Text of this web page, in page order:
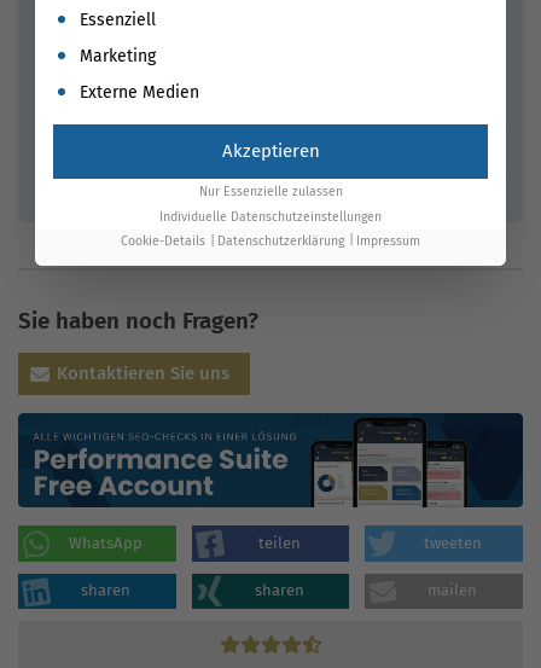
kompatiblen mobilen Endgeräten in Zukunft
Nachrichten über Coupons
und den Käufern Zeit und Geld sparen. Die Kunden des
Wunsch Software Development Kits. Mit diesen lassen
sich ältere Geräte an die neue Technik anpassen.
Sie haben noch Fragen?
Kontaktieren Sie uns
WhatsApp teilen tweeten
sharen sharen mailen
Es folgt eine Liste der Service-Gruppen, für die eine
Essenziell
Marketing
Externe Medien
Akzeptieren
Nur Essenzielle zulassen
Individuelle Datenschutzeinstellungen
Cookie-Details
Datenschutzerklärung Impressum